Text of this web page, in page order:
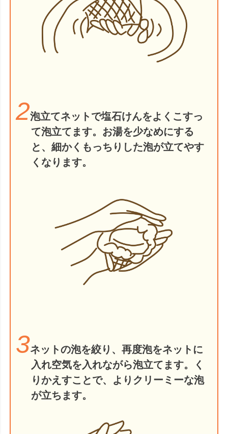
2泡立てネットで塩石けんをよくこすっ
て泡立てます。お湯を少なめにする
と、細かくもっちりした泡が立てやす
くなります。
3ネットの泡を絞り、再度泡をネットに
入れ空気を入れながら泡立てます。く
りかえすことで、よりクリーミーな泡
が立ちます。